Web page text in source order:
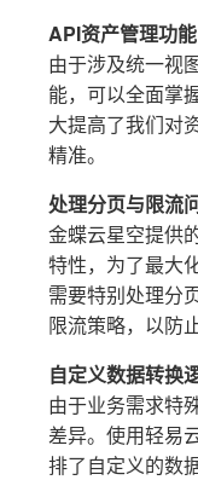
API资产管理功能
由于涉及统一视
能，可以全面掌
大提高了我们对
精准。
处理分页与限流
金蝶云星空提供
特性，为了最大
需要特别处理分
限流策略，以防
自定义数据转换
由于业务需求特
差异。使用轻易
排了自定义的数